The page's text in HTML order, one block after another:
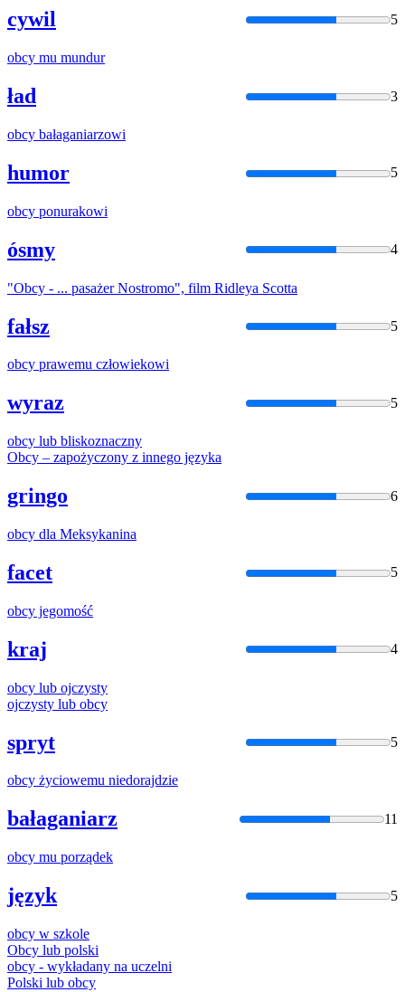
cywil 5
obcy mu mundur
ład 3
obcy bałaganiarzowi
humor 5
obcy ponurakowi
ósmy 4
"Obcy - ... pasażer Nostromo", film Ridleya Scotta
fałsz 5
obcy prawemu człowiekowi
wyraz 5
obcy lub bliskoznaczny
Obcy – zapożyczony z innego języka
gringo 6
obcy dla Meksykanina
facet 5
obcy jegomość
kraj 4
obcy lub ojczysty
ojczysty lub obcy
spryt 5
obcy życiowemu niedorajdzie
bałaganiarz 11
obcy mu porządek
język 5
obcy w szkole
Obcy lub polski
obcy - wykładany na uczelni
Polski lub obcy